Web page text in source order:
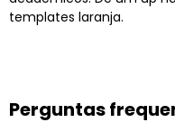
templates laranja.
Perguntas